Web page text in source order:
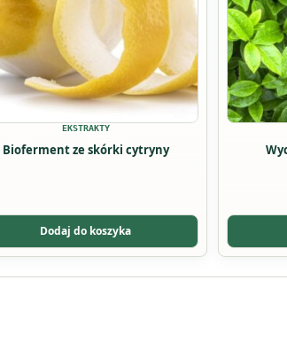
EKSTRAKTY
Bioferment ze skórki cytryny
Dodaj do koszyka
Opcje
można
wybrać
na
stronie
produktu